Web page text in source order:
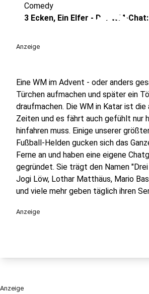
play_circle
Comedy
3 Ecken, Ein Elfer - Der WM-
Anzeige
Eine WM im Advent - oder anders
Türchen aufmachen und später ein
draufmachen. Die WM in Katar ist
Zeiten und es fährt auch gefühlt nur
hinfahren muss. Einige unserer
Fußball-Helden gucken sich das
Ferne an und haben eine eigene
gegründet. Sie trägt den Namen
Jogi Löw, Lothar Matthäus, Mario
und viele mehr geben täglich ihren
Anzeige
Anzeige